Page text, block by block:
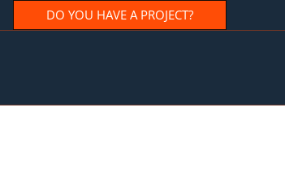
DO YOU HAVE A PROJECT?